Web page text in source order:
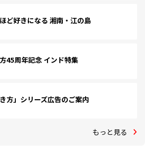
ど好きになる 湘南・江の島
45周年記念 インド特集
き方」シリーズ広告のご案内
もっと見る